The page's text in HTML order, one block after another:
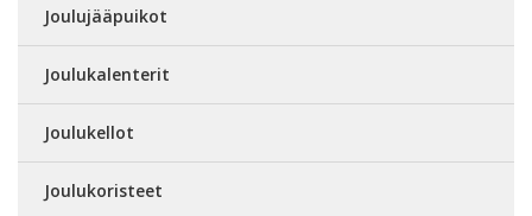
Joulujääpuikot
Joulukalenterit
Joulukellot
Joulukoristeet